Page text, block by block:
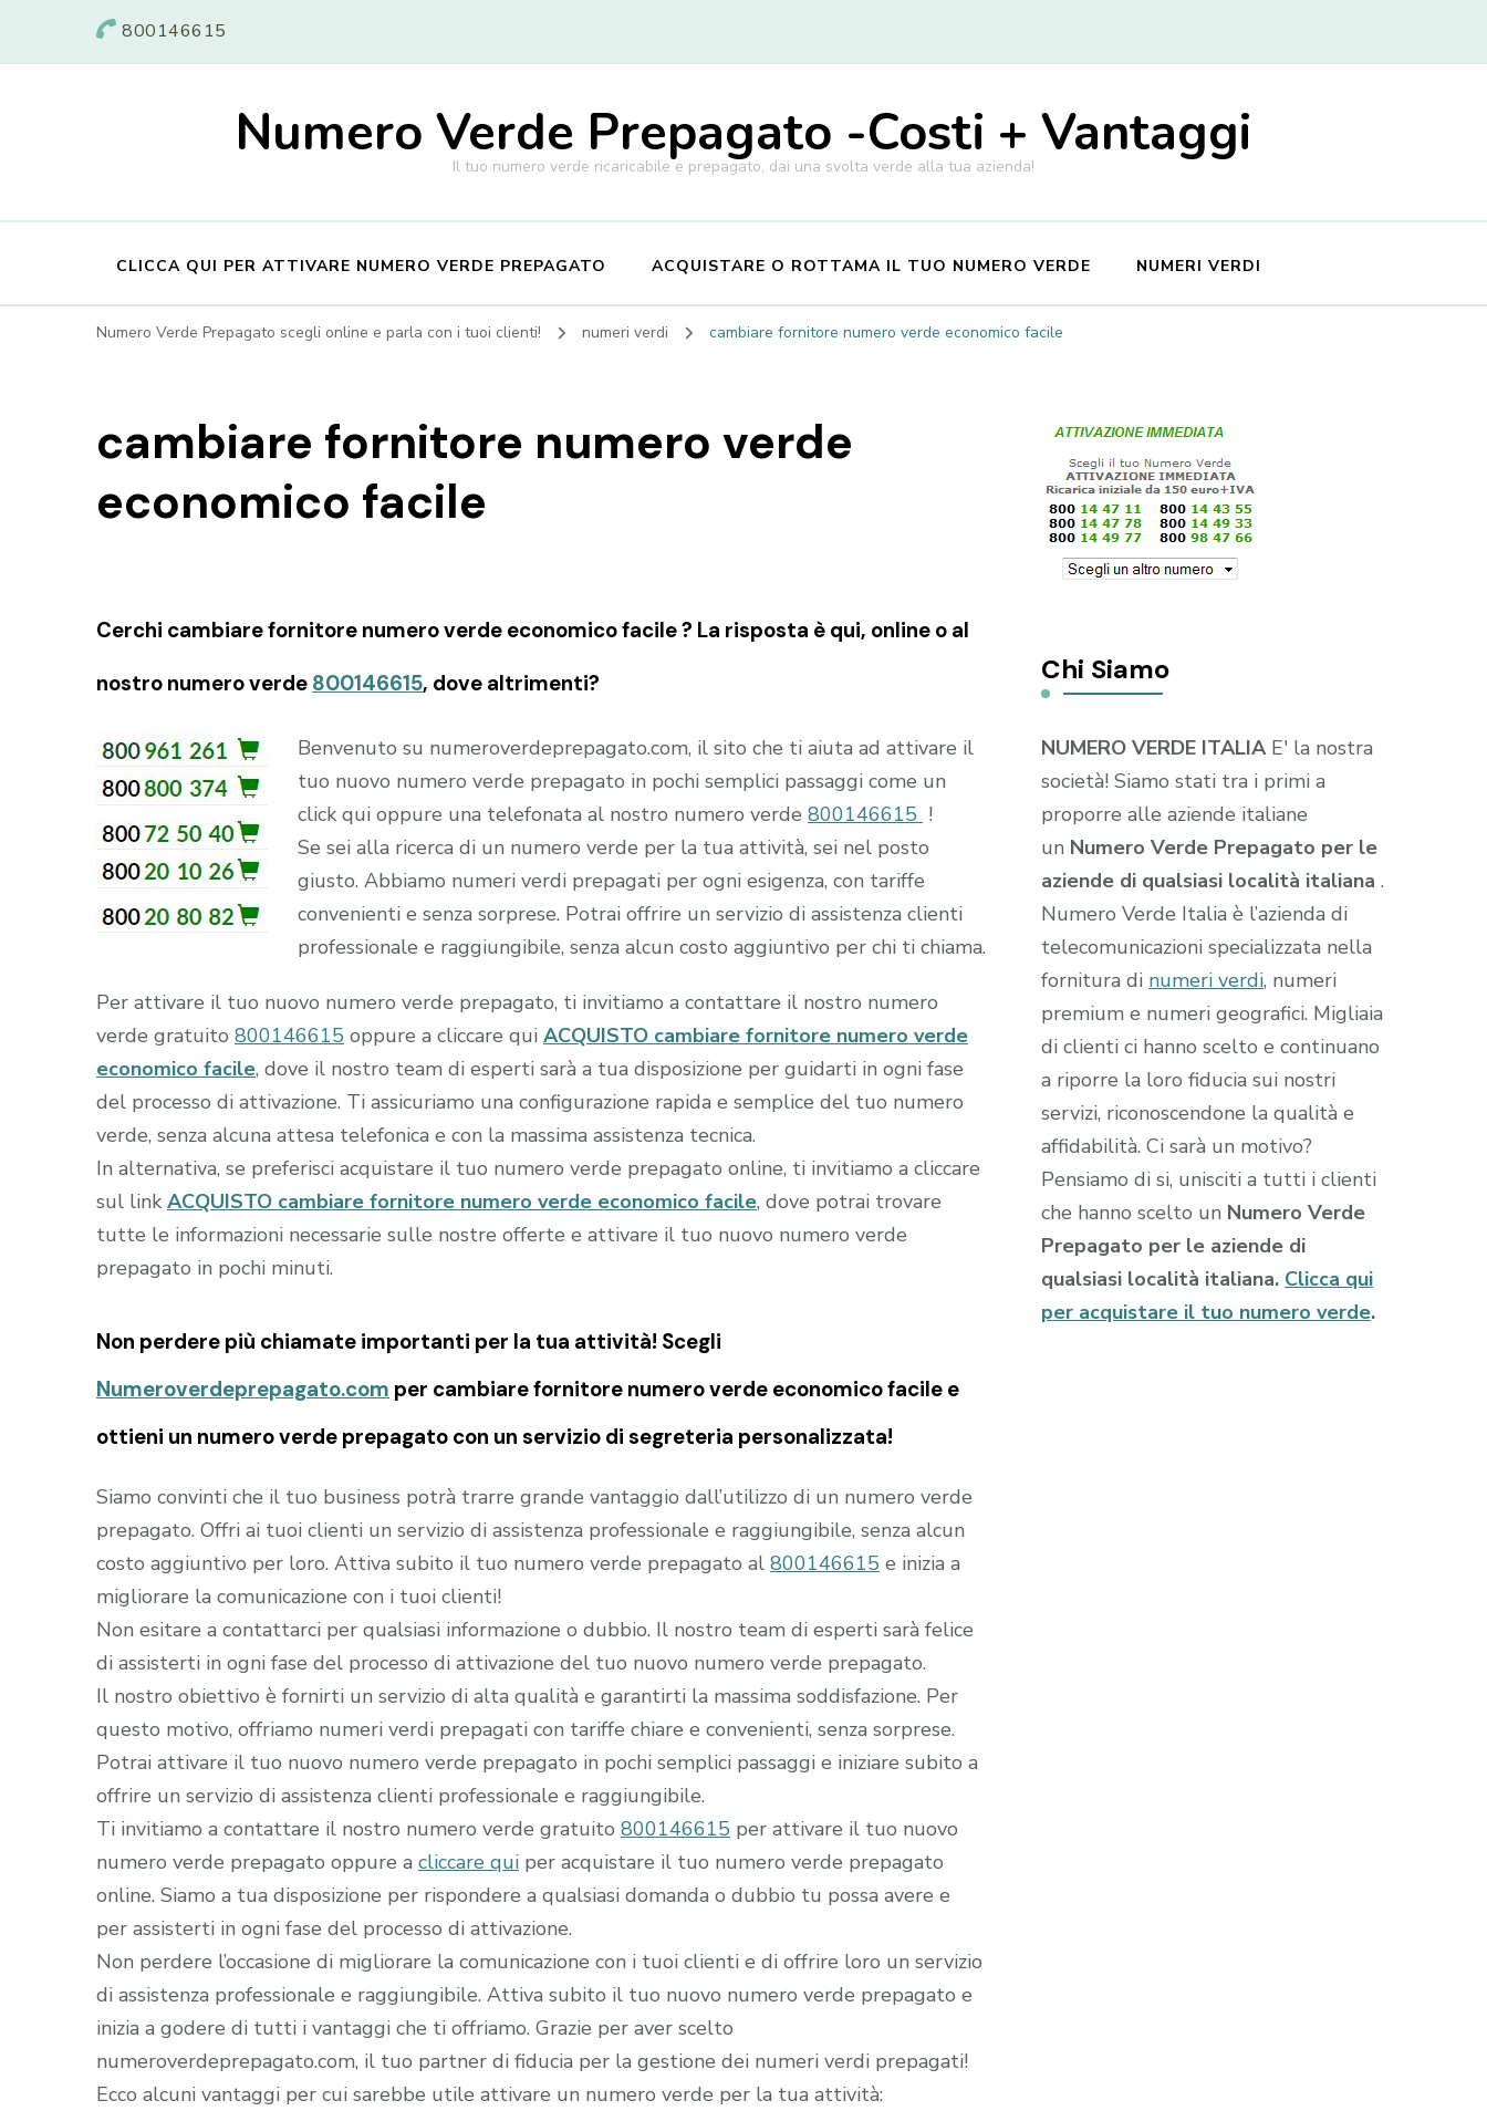
800146615
Numero Verde Prepagato -Costi + Vantaggi
Il tuo numero verde ricaricabile e prepagato, dai una svolta verde alla tua azienda!
CLICCA QUI PER ATTIVARE NUMERO VERDE PREPAGATO ACQUISTARE O ROTTAMA IL TUO NUMERO VERDE NUMERI VERDI
Numero Verde Prepagato scegli online e parla con i tuoi clienti! numeri verdi cambiare fornitore numero verde economico facile
cambiare fornitore numero verde
economico facile
Cerchi cambiare fornitore numero verde economico facile ? La risposta è qui, online o al
nostro numero verde 800146615, dove altrimenti?
Benvenuto su numeroverdeprepagato.com, il sito che ti aiuta ad attivare il
tuo nuovo numero verde prepagato in pochi semplici passaggi come un
click qui oppure una telefonata al nostro numero verde 800146615 !
Se sei alla ricerca di un numero verde per la tua attività, sei nel posto
giusto. Abbiamo numeri verdi prepagati per ogni esigenza, con tariffe
convenienti e senza sorprese. Potrai offrire un servizio di assistenza clienti
professionale e raggiungibile, senza alcun costo aggiuntivo per chi ti chiama.
Per attivare il tuo nuovo numero verde prepagato, ti invitiamo a contattare il nostro numero
verde gratuito 800146615 oppure a cliccare qui ACQUISTO cambiare fornitore numero verde
economico facile, dove il nostro team di esperti sarà a tua disposizione per guidarti in ogni fase
del processo di attivazione. Ti assicuriamo una configurazione rapida e semplice del tuo numero
verde, senza alcuna attesa telefonica e con la massima assistenza tecnica.
In alternativa, se preferisci acquistare il tuo numero verde prepagato online, ti invitiamo a cliccare
sul link ACQUISTO cambiare fornitore numero verde economico facile, dove potrai trovare
tutte le informazioni necessarie sulle nostre offerte e attivare il tuo nuovo numero verde
prepagato in pochi minuti.
Non perdere più chiamate importanti per la tua attività! Scegli
Numeroverdeprepagato.com per cambiare fornitore numero verde economico facile e
ottieni un numero verde prepagato con un servizio di segreteria personalizzata!
Siamo convinti che il tuo business potrà trarre grande vantaggio dall’utilizzo di un numero verde
prepagato. Offri ai tuoi clienti un servizio di assistenza professionale e raggiungibile, senza alcun
costo aggiuntivo per loro. Attiva subito il tuo numero verde prepagato al 800146615 e inizia a
migliorare la comunicazione con i tuoi clienti!
Non esitare a contattarci per qualsiasi informazione o dubbio. Il nostro team di esperti sarà felice
di assisterti in ogni fase del processo di attivazione del tuo nuovo numero verde prepagato.
Il nostro obiettivo è fornirti un servizio di alta qualità e garantirti la massima soddisfazione. Per
questo motivo, offriamo numeri verdi prepagati con tariffe chiare e convenienti, senza sorprese.
Potrai attivare il tuo nuovo numero verde prepagato in pochi semplici passaggi e iniziare subito a
offrire un servizio di assistenza clienti professionale e raggiungibile.
Ti invitiamo a contattare il nostro numero verde gratuito 800146615 per attivare il tuo nuovo
numero verde prepagato oppure a cliccare qui per acquistare il tuo numero verde prepagato
online. Siamo a tua disposizione per rispondere a qualsiasi domanda o dubbio tu possa avere e
per assisterti in ogni fase del processo di attivazione.
Non perdere l’occasione di migliorare la comunicazione con i tuoi clienti e di offrire loro un servizio
di assistenza professionale e raggiungibile. Attiva subito il tuo nuovo numero verde prepagato e
inizia a godere di tutti i vantaggi che ti offriamo. Grazie per aver scelto
numeroverdeprepagato.com, il tuo partner di fiducia per la gestione dei numeri verdi prepagati!
Ecco alcuni vantaggi per cui sarebbe utile attivare un numero verde per la tua attività:
Chi Siamo
NUMERO VERDE ITALIAE' la nostra
società! Siamo stati tra i primi a
proporre alle aziende italiane
un Numero Verde Prepagato per le
aziende di qualsiasi località italiana.
Numero Verde Italia è l’azienda di
telecomunicazioni specializzata nella
fornitura di numeri verdi, numeri
premium e numeri geografici. Migliaia
di clienti ci hanno scelto e continuano
a riporre la loro fiducia sui nostri
servizi, riconoscendone la qualità e
affidabilità. Ci sarà un motivo?
Pensiamo di si, unisciti a tutti i clienti
che hanno scelto un Numero Verde
Prepagato per le aziende di
qualsiasi località italiana. Clicca qui
per acquistare il tuo numero verde.